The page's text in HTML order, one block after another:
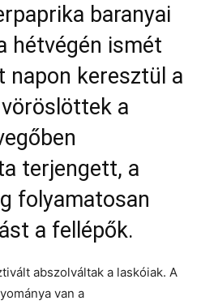
baranyai
hétvégén ismét
napon keresztül a
a
terjengett, a
folyamatosan
a fellépők.
abszolváltak a laskóiak. A
van a